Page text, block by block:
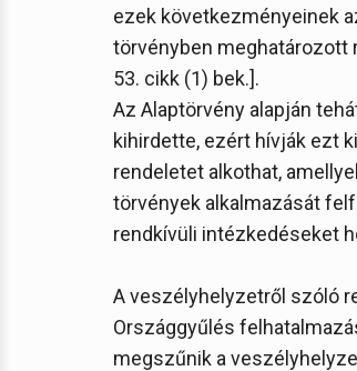
ezek következményeinek
törvényben meghatározott
53. cikk (1) bek.].
Az Alaptörvény alapján
kihirdette, ezért hívják ezt
rendeletet alkothat,
törvények alkalmazását
rendkívüli intézkedéseket
A veszélyhelyzetről szóló
Országgyűlés
megszűnik a